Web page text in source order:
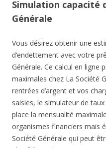
Simulation capacité
Générale
Vous désirez obtenir une
d’endettement avec votre
Générale. Ce calcul en ligne
maximales chez La Société
rentrées d’argent et vos
saisies, le simulateur de
place la mensualité
organismes financiers mais
Société Générale qui peut